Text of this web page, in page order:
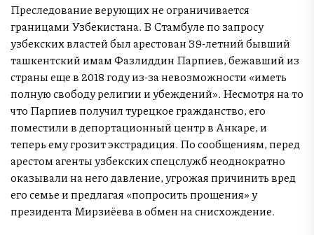
Преследование верующих не ограничивается
границами Узбекистана. В Стамбуле по запросу
узбекских властей был арестован 39-летний бывший
ташкентский имам Фазлиддин Парпиев, бежавший из
страны еще в 2018 году из-за невозможности «иметь
полную свободу религии и убеждений». Несмотря на то
что Парпиев получил турецкое гражданство, его
поместили в депортационный центр в Анкаре, и
теперь ему грозит экстрадиция. По сообщениям, перед
арестом агенты узбекских спецслужб неоднократно
оказывали на него давление, угрожая причинить вред
его семье и предлагая «попросить прощения» у
президента Мирзиёева в обмен на снисхождение.